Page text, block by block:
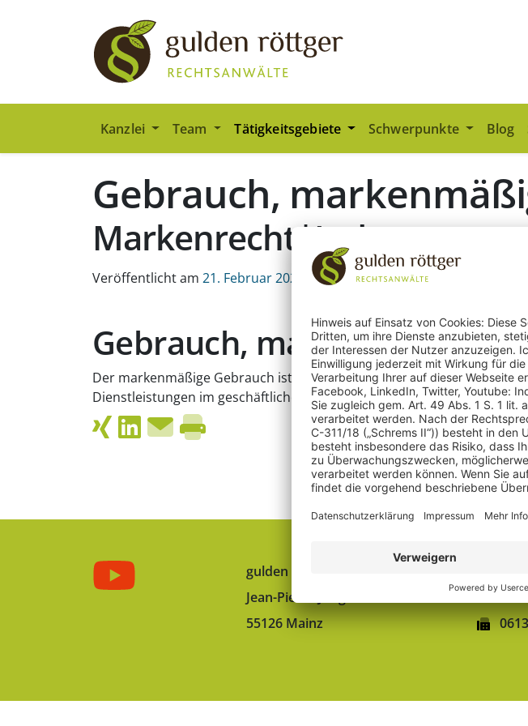
Kanzlei Team Tätigkeitsgebiete Schwerpunkte Blog
Gebrauch,
Markenrecht|Index
Veröffentlicht am 21. Februar 2022
Gebrauch, markenmäßiger
Der markenmäßige Gebrauch ist die herkunftshinweisende,
Dienstleistungen im geschäftlichen Verkehr. Der markenmäßige
243
gulden röttger rechtsanwälte
Jean-Pierre-Jungels-Str.10
55126 Mainz